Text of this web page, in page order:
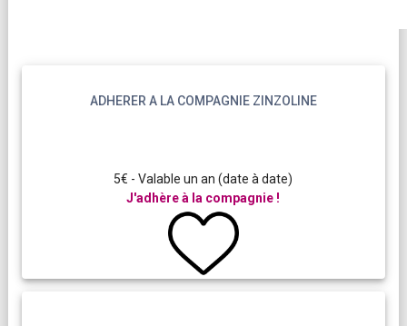
ADHERER A LA COMPAGNIE ZINZOLINE
5€ - Valable un an (date à date)
J'adhère à la compagnie !